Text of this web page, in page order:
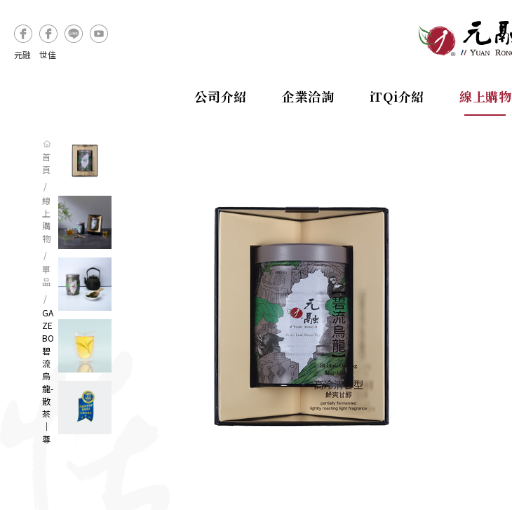
元融 世佳
公司介紹 企業洽詢 iTQi介紹 線上購物
首
頁
線
上
購
物
單
品
GA
ZE
BO
碧
流
烏
龍-
散
茶
｜
尊